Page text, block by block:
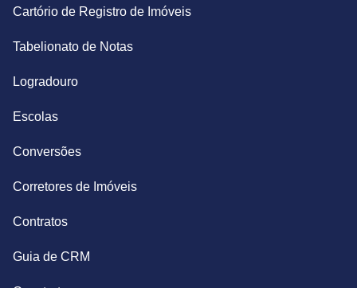
Cartório de Registro de Imóveis
Tabelionato de Notas
Logradouro
Escolas
Conversões
Corretores de Imóveis
Contratos
Guia de CRM